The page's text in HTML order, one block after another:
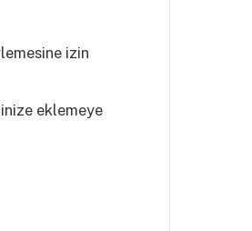
izin
eklemeye